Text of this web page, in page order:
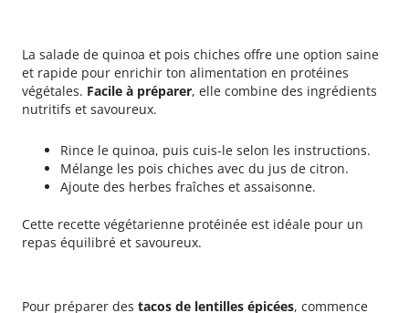
La salade de quinoa et pois chiches offre une option saine
et rapide pour enrichir ton alimentation en protéines
végétales. Facile à préparer, elle combine des ingrédients
nutritifs et savoureux.
Rince le quinoa, puis cuis-le selon les instructions.
Mélange les pois chiches avec du jus de citron.
Ajoute des herbes fraîches et assaisonne.
Cette recette végétarienne protéinée est idéale pour un
repas équilibré et savoureux.
Pour préparer des tacos de lentilles épicées, commence